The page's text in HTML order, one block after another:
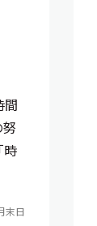
間
時
末日